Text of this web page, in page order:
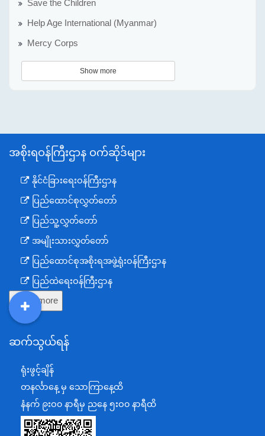
Save the Children
Help Age International (Myanmar)
Mercy Corps
Show more
အစိုးရဝန်ကြီးဌာန ဝက်ဆိုဒ်များ
နိုင်ငံခြားရေးဝန်ကြီးဌာန
ပြည်ထောင်စုလွှတ်တော်
ပြည်သူ့လွှတ်တော်
အမျိုးသားလွှတ်တော်
ပြည်ထောင်စုအစိုးရအဖွဲ့ရုံးဝန်ကြီးဌာန
ပြည်ထဲရေးဝန်ကြီးဌာန
ကာကွယ်ရေးဝန်ကြီးဌာန
နယ်စပ်ရေးရာဝန်ကြီးဌာန
စီမံကိန်း၊ဘဏ္ဍာရေးနှင့်စက်မှုဝန်ကြီးဌာန
အပြည်ပြည်ဆိုင်ရာပူးပေါင်းဆောင်ရွက်ရေးဝန်ကြီးဌာန
ပြန်ကြားရေးဝန်ကြီးဌာန
သာသနာရေးနှင့် ယဉ်ကျေးမှုဝန်ကြီးဌာန
Show more
ဆက်သွယ်ရန်
ရုံးဖွင့်ချိန်
တနင်္လာနေ့ မှ သောကြာနေ့ထိ
နံနက် ၉းဝ၀ နာရီမှ ညနေ ၅းဝ၀ နာရီထိ
DDM